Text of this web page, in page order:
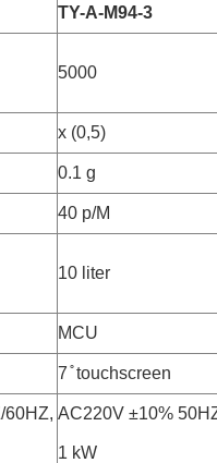
TY-A-M94-3
5000
x (0,5)
0.1 g
40 p/M
10 liter
MCU
7 ̊ touchscreen
60HZ, AC220V ±10%
1 kW